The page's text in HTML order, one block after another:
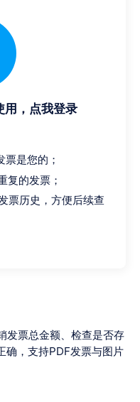
用，点我登录
是您的；
复的发票；
票历史，方便后续查
发票总金额、检查是否存
确，支持PDF发票与图片